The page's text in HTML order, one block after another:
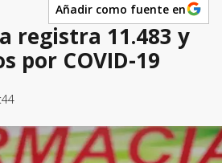
Añadir como fuente en
registra 11.483 y
por COVID-19